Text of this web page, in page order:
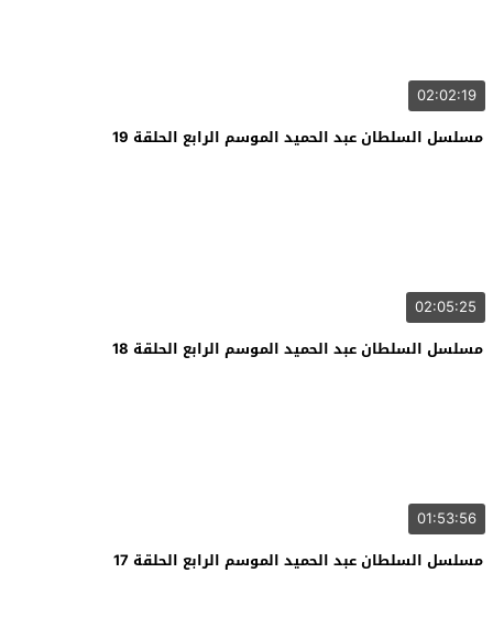
02:02:19
مسلسل السلطان عبد الحميد الموسم الرابع الحلقة 19
02:05:25
مسلسل السلطان عبد الحميد الموسم الرابع الحلقة 18
01:53:56
مسلسل السلطان عبد الحميد الموسم الرابع الحلقة 17